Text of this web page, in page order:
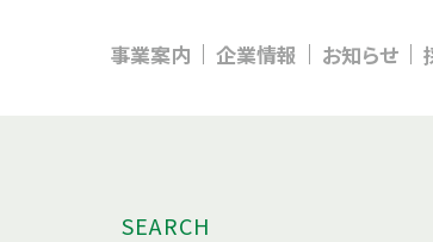
事業案内 企業情報 お知らせ
SEARCH